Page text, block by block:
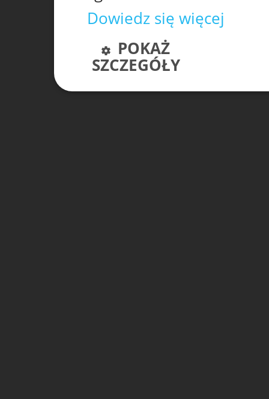
Dowiedz się więcej
POKAŻ
SZCZEGÓŁY